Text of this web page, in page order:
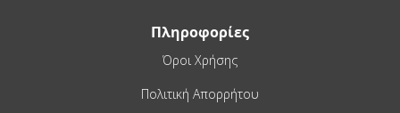
Πληροφορίες
Όροι Χρήσης
Πολιτική Απορρήτου